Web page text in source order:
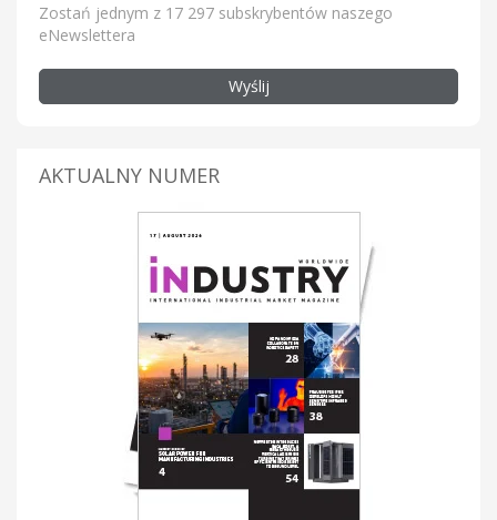
Zostań jednym z 17 297 subskrybentów naszego
eNewslettera
Wyślij
AKTUALNY NUMER